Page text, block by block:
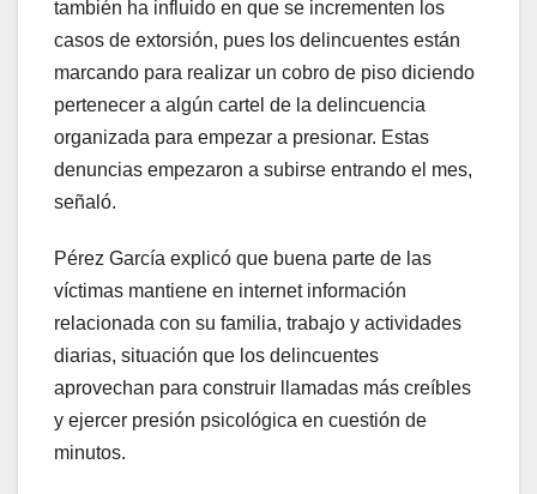
también ha influido en que se incrementen los
casos de extorsión, pues los delincuentes están
marcando para realizar un cobro de piso diciendo
pertenecer a algún cartel de la delincuencia
organizada para empezar a presionar. Estas
denuncias empezaron a subirse entrando el mes,
señaló.
Pérez García explicó que buena parte de las
víctimas mantiene en internet información
relacionada con su familia, trabajo y actividades
diarias, situación que los delincuentes
aprovechan para construir llamadas más creíbles
y ejercer presión psicológica en cuestión de
minutos.